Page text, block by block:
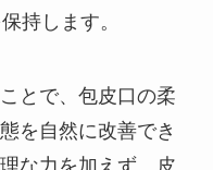
持します。
とで、包皮口の柔
を自然に改善でき